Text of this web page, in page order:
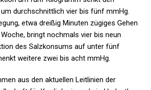
durchschnittlich vier bis fünf mmHg.
etwa dreißig Minuten zügiges Gehen
bringt nochmals vier bis neun
des Salzkonsums auf unter fünf
weitere zwei bis acht mmHg.
aus den aktuellen Leitlinien der